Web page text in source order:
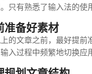
只有熟悉了输入法的使
准备好素材
的文章之前，最好提前
入过程中频繁地切换应